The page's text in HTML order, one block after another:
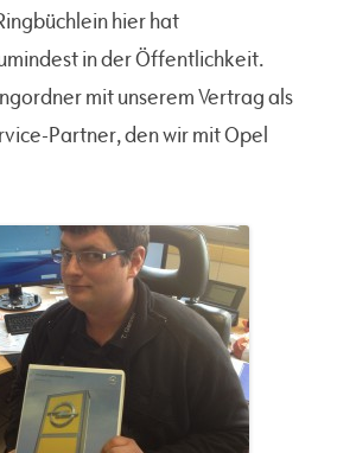
hier hat
in der Öffentlichkeit.
mit unserem Vertrag als
Partner, den wir mit Opel